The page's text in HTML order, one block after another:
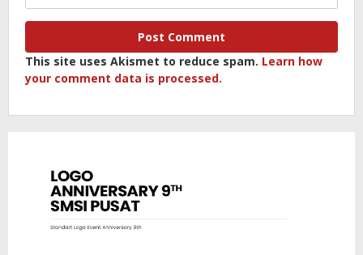
This site uses Akismet to reduce spam. Learn how
your comment data is processed.